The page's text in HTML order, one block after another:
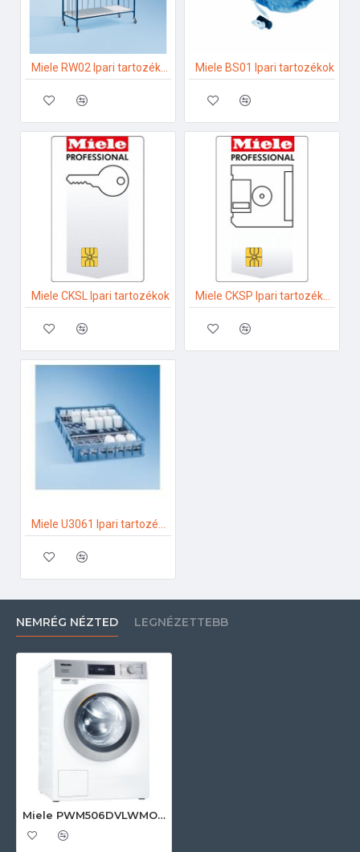
Miele BS01 Ipari tartozékok
Miele CKSL Ipari tartozékok Miele CKSP Ipari tartozékok
NEMRÉG NÉZTED LEGNÉZETTEBB
Miele PWM506DVLWMOP Ipari mosógép